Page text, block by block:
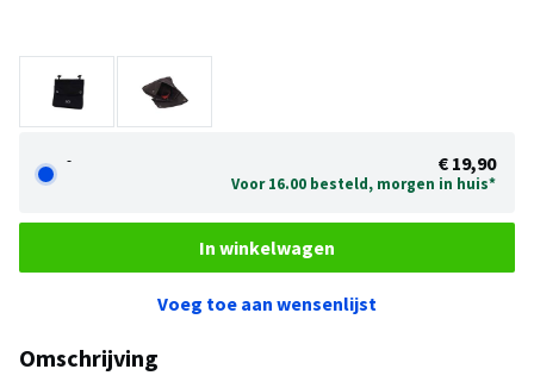
- € 19,90
Voor 16.00 besteld, morgen in huis*
In winkelwagen
Voeg toe aan wensenlijst
Omschrijving